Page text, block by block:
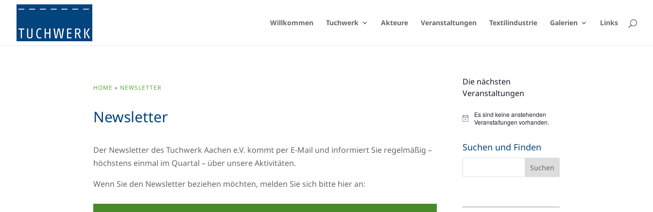
Willkommen Tuchwerk Akteure Veranstaltungen Textilindustrie Galerien Links
HOME » NEWSLETTER
Newsletter
Der Newsletter des Tuchwerk Aachen e.V. kommt per E-Mail und informiert Sie regelmäßig –
höchstens einmal im Quartal – über unsere Aktivitäten.
Wenn Sie den Newsletter beziehen möchten, melden Sie sich bitte hier an:
Die nächsten
Veranstaltungen
Hinweis
Es sind keine anstehenden
Veranstaltungen vorhanden.
Suchen und Finden